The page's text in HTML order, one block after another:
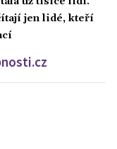
jen lidé, kteří